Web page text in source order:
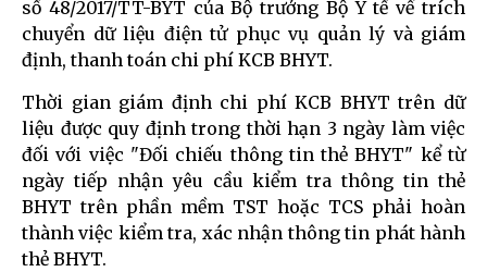
số 48/2017/TT-BYT của Bộ trưởng Bộ Y tế về trích
chuyển dữ liệu điện tử phục vụ quản lý và giám
định, thanh toán chi phí KCB BHYT.
Thời gian giám định chi phí KCB BHYT trên dữ
liệu được quy định trong thời hạn 3 ngày làm việc
đối với việc "Đối chiếu thông tin thẻ BHYT" kể từ
ngày tiếp nhận yêu cầu kiểm tra thông tin thẻ
BHYT trên phần mềm TST hoặc TCS phải hoàn
thành việc kiểm tra, xác nhận thông tin phát hành
thẻ BHYT.